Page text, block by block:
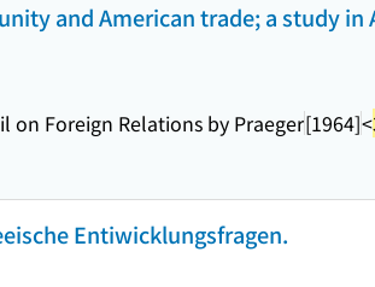
and American trade; a study
on Foreign Relations by Praeger[1964]<
Entiwicklungsfragen.